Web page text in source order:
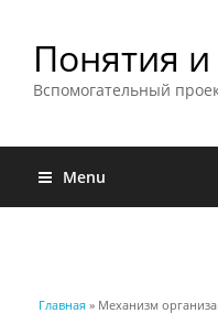
Понятия и
Вспомогательный
Menu
Вы здесь
Главная » Механизм